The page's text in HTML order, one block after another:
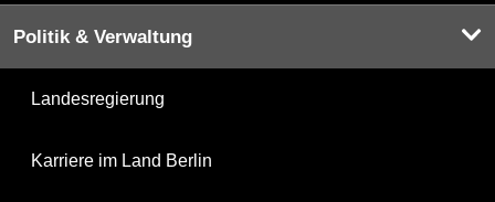
Politik & Verwaltung
Landesregierung
Karriere im Land Berlin